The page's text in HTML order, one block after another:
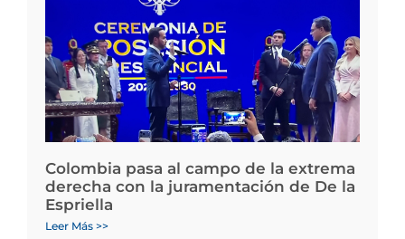
Colombia pasa al campo de la extrema
derecha con la juramentación de De la
Espriella
Leer Más >>